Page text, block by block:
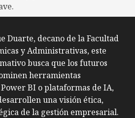
Duarte, decano de la Facultad
y Administrativas, este
busca que los futuros
herramientas
BI o plataformas de IA,
una visión ética,
de la gestión empresarial.